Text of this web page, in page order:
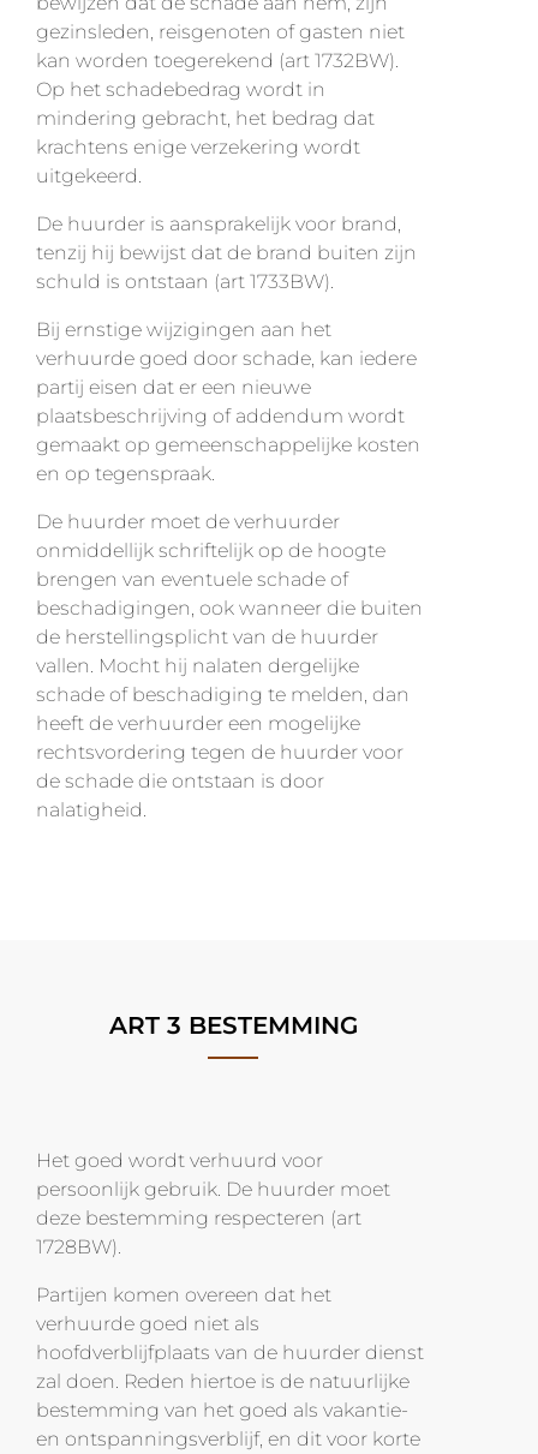
gezinsleden, reisgenoten of gasten niet
kan worden toegerekend (art 1732BW).
Op het schadebedrag wordt in
mindering gebracht, het bedrag dat
krachtens enige verzekering wordt
uitgekeerd.
De huurder is aansprakelijk voor brand,
tenzij hij bewijst dat de brand buiten zijn
schuld is ontstaan (art 1733BW).
Bij ernstige wijzigingen aan het
verhuurde goed door schade, kan iedere
partij eisen dat er een nieuwe
plaatsbeschrijving of addendum wordt
gemaakt op gemeenschappelijke kosten
en op tegenspraak.
De huurder moet de verhuurder
onmiddellijk schriftelijk op de hoogte
brengen van eventuele schade of
beschadigingen, ook wanneer die buiten
de herstellingsplicht van de huurder
vallen. Mocht hij nalaten dergelijke
schade of beschadiging te melden, dan
heeft de verhuurder een mogelijke
rechtsvordering tegen de huurder voor
de schade die ontstaan is door
nalatigheid.
ART 3 BESTEMMING
Het goed wordt verhuurd voor
persoonlijk gebruik. De huurder moet
deze bestemming respecteren (art
1728BW).
Partijen komen overeen dat het
verhuurde goed niet als
hoofdverblijfplaats van de huurder dienst
zal doen. Reden hiertoe is de natuurlijke
bestemming van het goed als vakantie-
en ontspanningsverblijf, en dit voor korte